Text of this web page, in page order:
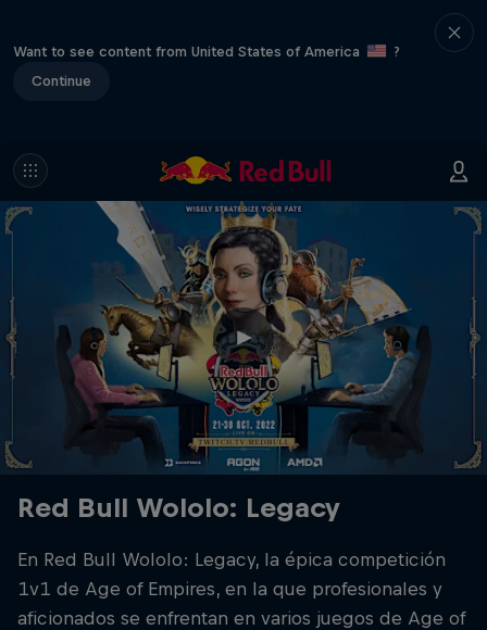
Want to see content from United States of America
?
Continue
Red Bull Wololo: Legacy
En Red Bull Wololo: Legacy, la épica competición
1v1 de Age of Empires, en la que profesionales y
aficionados se enfrentan en varios juegos de Age of